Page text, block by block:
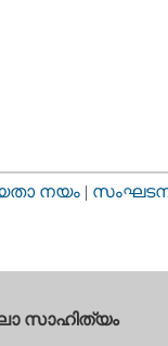
നയം |
സാഹിത്യം